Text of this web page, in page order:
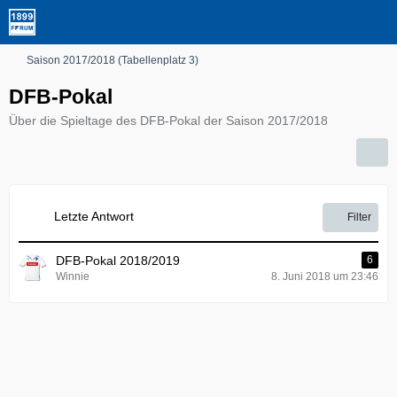
Saison 2017/2018 (Tabellenplatz 3)
DFB-Pokal
Über die Spieltage des DFB-Pokal der Saison 2017/2018
Letzte Antwort Filter
DFB-Pokal 2018/2019
6
Winnie
8. Juni 2018 um 23:46